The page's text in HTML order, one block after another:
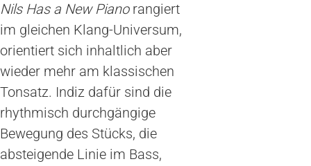
Nils Has a New Pianorangiert
im gleichen Klang-Universum,
orientiert sich inhaltlich aber
wieder mehr am klassischen
Tonsatz. Indiz dafür sind die
rhythmisch durchgängige
Bewegung des Stücks, die
absteigende Linie im Bass,